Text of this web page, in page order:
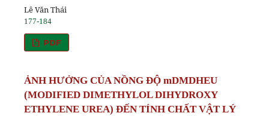
Lê Văn Thái
177-184
PDF
ẢNH HƯỞNG CỦA NỒNG ĐỘ mDMDHEU
(MODIFIED DIMETHYLOL DIHYDROXY
ETHYLENE UREA) ĐẾN TÍNH CHẤT VẬT LÝ